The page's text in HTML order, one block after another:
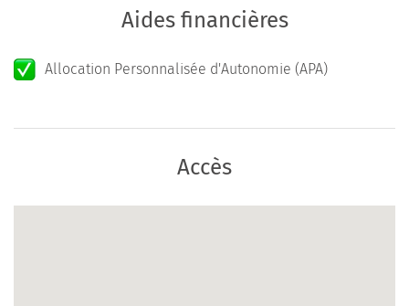
Aides financières
Allocation Personnalisée d'Autonomie (APA)
Accès